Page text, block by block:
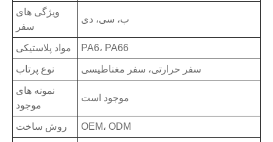
ویژگی های
سفر
ب، سی، دی
مواد پلاستیکی PA6، PA66
نوع پرتاب سفر حرارتی، سفر مغناطیسی
نمونه های
موجود
موجود است
روش ساخت OEM، ODM